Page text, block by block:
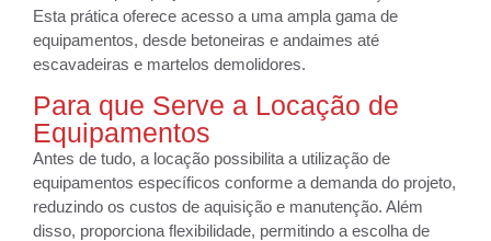
Esta prática oferece acesso a uma ampla gama de
equipamentos, desde betoneiras e andaimes até
escavadeiras e martelos demolidores.
Para que Serve a Locação de
Equipamentos
Antes de tudo, a locação possibilita a utilização de
equipamentos específicos conforme a demanda do projeto,
reduzindo os custos de aquisição e manutenção. Além
disso, proporciona flexibilidade, permitindo a escolha de